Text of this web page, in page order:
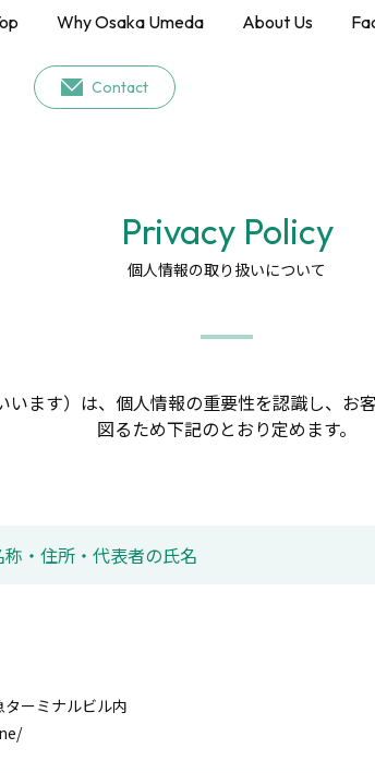
Why Osaka Umeda About Us
Contact
Privacy Policy
個人情報の取り扱いについて
ます）は、個人情報の重要性を認識し、 お
図るため下記のとおり定めます。
・住所・代表者の氏名
ーミナルビル内